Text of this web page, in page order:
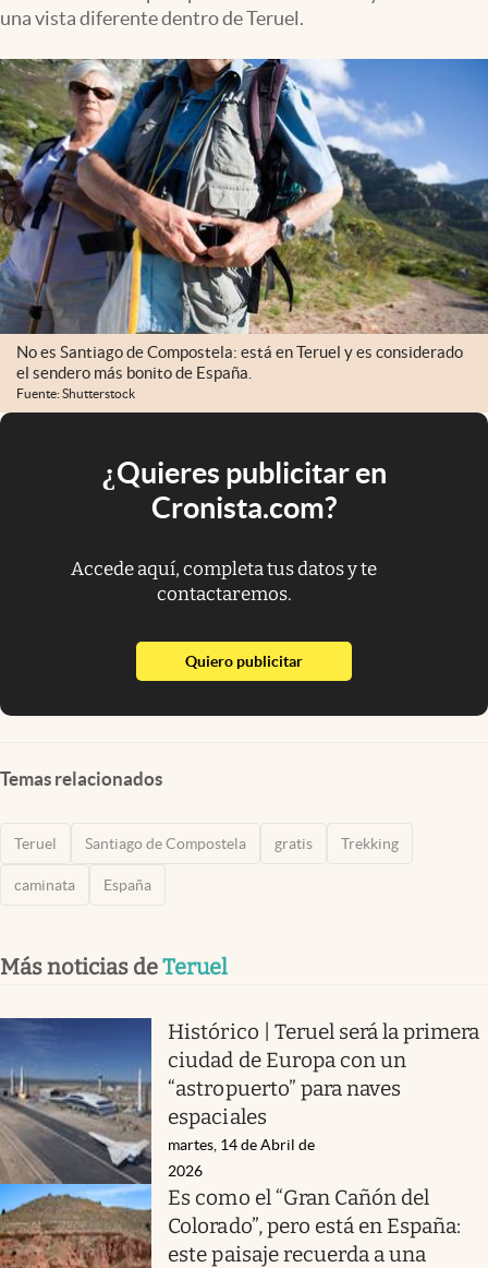
una vista diferente dentro de Teruel.
No es Santiago de Compostela: está en Teruel y es considerado
el sendero más bonito de España.
Fuente: Shutterstock
¿Quieres publicitar en
Cronista.com?
Accede aquí, completa tus datos y te
contactaremos.
Quiero publicitarabre en nueva pestaña
Temas relacionados
Teruel Santiago de Compostela gratis Trekking
caminata España
Más noticias deTeruel
Histórico | Teruel será la primera
ciudad de Europa con un
“astropuerto” para naves
espaciales
martes, 14 de Abril de
2026
Es como el “Gran Cañón del
Colorado”, pero está en España:
este paisaje recuerda a una